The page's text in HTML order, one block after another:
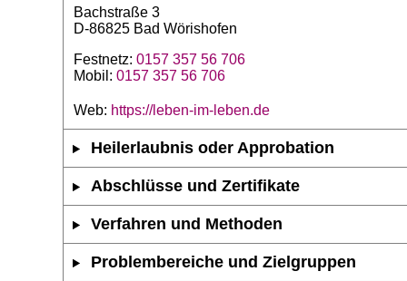
Bachstraße 3
D-86825 Bad Wörishofen
Festnetz: 0157 357 56 706
Mobil: 0157 357 56 706
Web: https://leben-im-leben.de
Heilerlaubnis oder Approbation
Abschlüsse und Zertifikate
Verfahren und Methoden
Problembereiche und Zielgruppen